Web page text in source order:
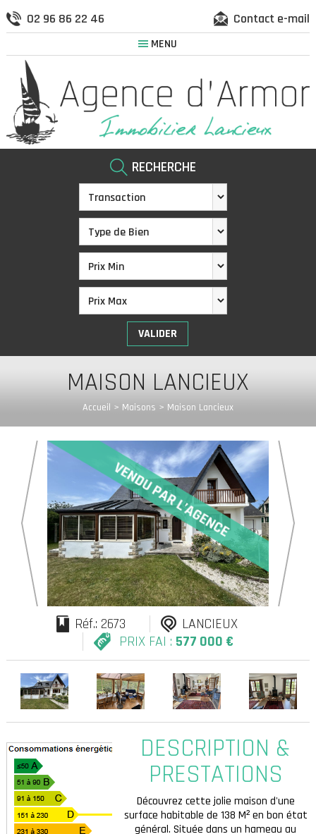
02 96 86 22 46 Contact e-mail
MENU
RECHERCHE
MAISON LANCIEUX
Accueil > Maisons > Maison Lancieux
Réf.: 2673
LANCIEUX
PRIX FAI : 577 000 €
227 KWh
DESCRIPTION &
PRESTATIONS
Découvrez cette jolie maison d'une
surface habitable de 138 M² en bon état
général. Située dans un hameau au